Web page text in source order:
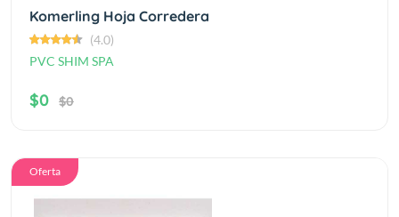
Komerling Hoja Corredera
(4.0)
PVC SHIM SPA
$0 $0
Oferta